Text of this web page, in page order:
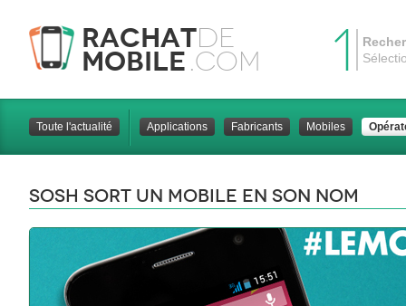
Rachatde
Mobile .com 1
Toute l'actualité Applications Fabricants Mobiles
Sosh sort un mobile en son nom